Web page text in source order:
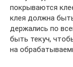
покрываются
клея должна
держались по
быть текуч,
на